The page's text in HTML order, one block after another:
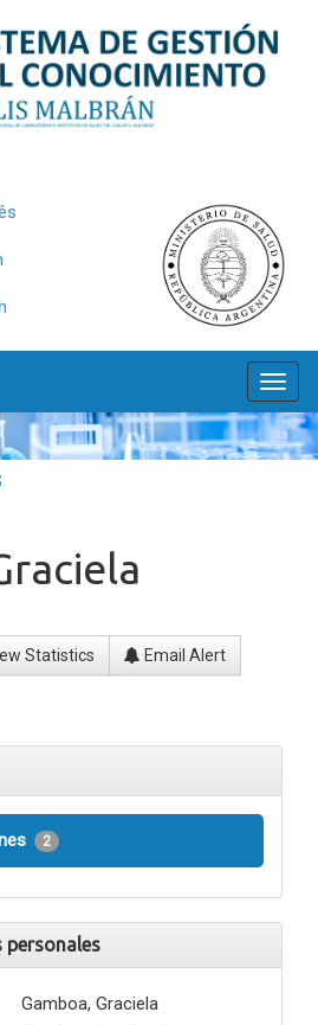
Statistics Email Alert
2
personales
Gamboa, Graciela